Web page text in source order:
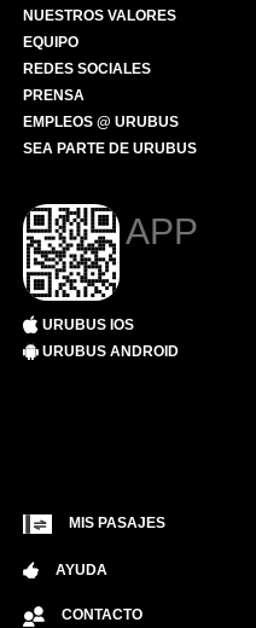
NUESTROS VALORES
EQUIPO
REDES SOCIALES
PRENSA
EMPLEOS @ URUBUS
SEA PARTE DE URUBUS
APP
URUBUS IOS
URUBUS ANDROID
MIS PASAJES
AYUDA
CONTACTO